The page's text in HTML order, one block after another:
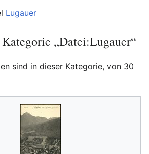
Lugauer
„Datei:Lugauer“
sind in dieser Kategorie, von 30